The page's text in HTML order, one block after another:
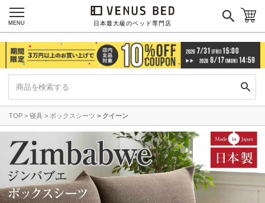
日本最大級のベッド専門店
MENU
TOP 寝具 ボックスシーツ クイーン